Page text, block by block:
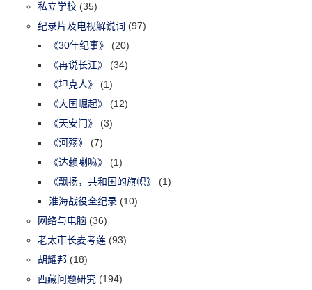
私立学校 (35)
纪录片及电视解说词 (97)
《30年纪事》
(20)
《再说长江》
(34)
《坦克人》
(1)
《大国崛起》
(12)
《天安门》
(3)
《河殇》
(7)
《达赖喇嘛》
(1)
《飘扬，共和国的旗帜》
(1)
淮海战役全纪录 (10)
网络与电脑 (36)
老太市长麦考莲 (93)
胡耀邦 (18)
西藏问题研究 (194)